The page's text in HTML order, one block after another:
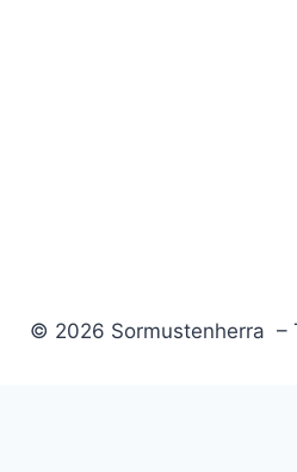
© 2026 Sormustenherra –